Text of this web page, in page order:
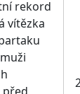
rekord
vítězka